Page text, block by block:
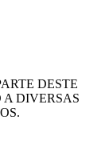
DESTE
A DIVERSAS